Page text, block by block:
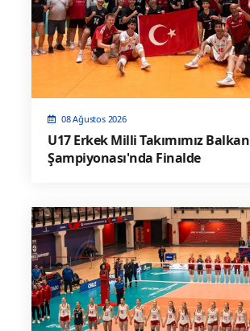
08 Ağustos 2026
U17 Erkek Milli Takımımız Balkan
Şampiyonası'nda Finalde